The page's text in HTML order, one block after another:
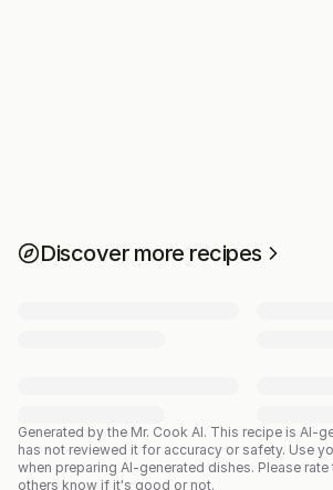
Discover more recipes
Generated by the Mr. Cook AI. This recipe is AI-
has not reviewed it for accuracy or safety. Use
when preparing AI-generated dishes. Please
others know if it's good or not.